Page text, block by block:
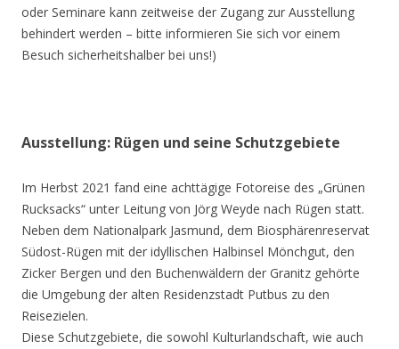
oder Seminare kann zeitweise der Zugang zur Ausstellung
behindert werden – bitte informieren Sie sich vor einem
Besuch sicherheitshalber bei uns!)
Ausstellung: Rügen und seine Schutzgebiete
Im Herbst 2021 fand eine achttägige Fotoreise des „Grünen
Rucksacks“ unter Leitung von Jörg Weyde nach Rügen statt.
Neben dem Nationalpark Jasmund, dem Biosphärenreservat
Südost-Rügen mit der idyllischen Halbinsel Mönchgut, den
Zicker Bergen und den Buchenwäldern der Granitz gehörte
die Umgebung der alten Residenzstadt Putbus zu den
Reisezielen.
Diese Schutzgebiete, die sowohl Kulturlandschaft, wie auch